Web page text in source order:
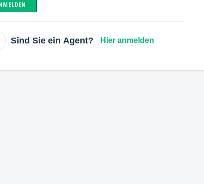
Sind Sie ein Agent? Hier anmelden